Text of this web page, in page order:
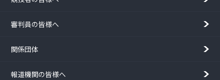
審判員の皆様へ
関係団体
報道機関の皆様へ